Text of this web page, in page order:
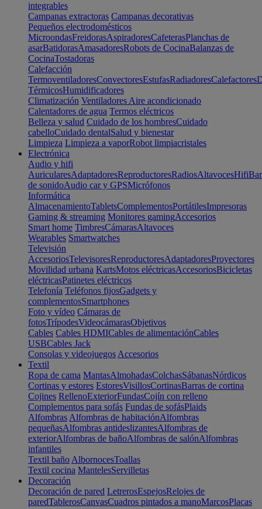
integrables
Campanas extractoras Campanas decorativas
Pequeños electrodomésticos
MicroondasFreidorasAspiradoresCafeterasPlanchas de
asarBatidorasAmasadoresRobots de CocinaBalanzas de
CocinaTostadoras
Calefacción
TermoventiladoresConvectoresEstufasRadiadoresCalefactores
TérmicosHumidificadores
Climatización Ventiladores Aire acondicionado
Calentadores de agua Termos eléctricos
Belleza y salud Cuidado de los hombresCuidado
cabelloCuidado dentalSalud y bienestar
Limpieza Limpieza a vaporRobot limpiacristales
Electrónica
Audio y hifi
AuricularesAdaptadoresReproductoresRadiosAltavocesHifi
de sonidoAudio car y GPSMicrófonos
Informática
AlmacenamientoTabletsComplementosPortátilesImpresoras
Gaming & streaming Monitores gamingAccesorios
Smart home TimbresCámarasAltavoces
Wearables Smartwatches
Televisión
AccesoriosTelevisoresReproductoresAdaptadoresProyectores
Movilidad urbana KartsMotos eléctricasAccesoriosBicicletas
eléctricasPatinetes eléctricos
Telefonía Teléfonos fijosGadgets y
complementosSmartphones
Foto y vídeo Cámaras de
fotosTrípodesVideocámarasObjetivos
Cables Cables HDMICables de alimentaciónCables
USBCables Jack
Consolas y videojuegos Accesorios
Textil
Ropa de cama MantasAlmohadasColchasSábanasNórdicos
Cortinas y estores EstoresVisillosCortinasBarras de cortina
Cojines RellenoExteriorFundasCojín con relleno
Complementos para sofás Fundas de sofásPlaids
Alfombras Alfombras de habitaciónAlfombras
pequeñasAlfombras antideslizantesAlfombras de
exteriorAlfombras de bañoAlfombras de salónAlfombras
infantiles
Textil baño AlbornocesToallas
Textil cocina MantelesServilletas
Decoración
Decoración de pared LetrerosEspejosRelojes de
paredTablerosCanvasCuadros pintados a manoMarcosPlacas